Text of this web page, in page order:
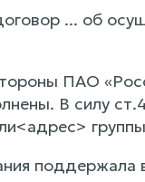
... об
ПАО
В силу
поддержала